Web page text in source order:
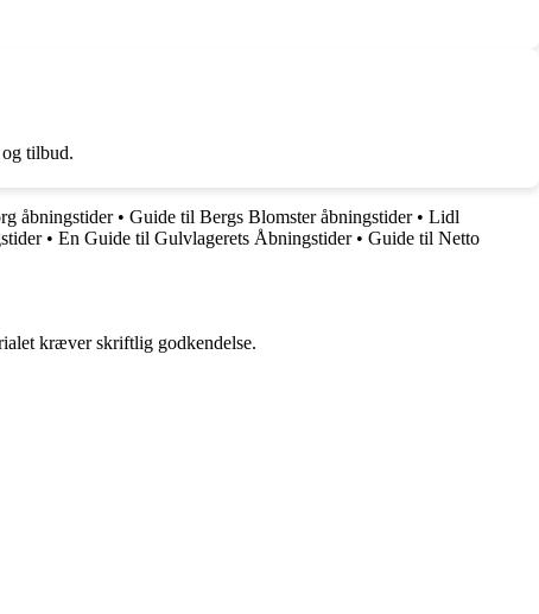
tilbud.
åbningstider• Guide til Bergs Blomster åbningstider• Lidl
• En Guide til Gulvlagerets Åbningstider• Guide til Netto
kræver skriftlig godkendelse.